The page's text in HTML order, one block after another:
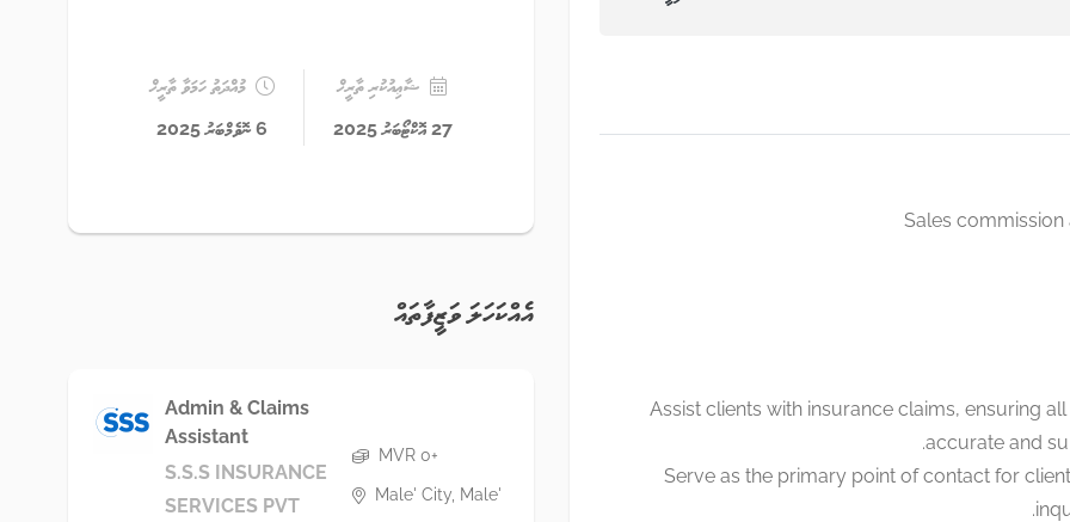
Sales
Assist clients with insurance claims, ensuring
accurate and
Serve as the primary point of contact for
ޝާޢިއުކުރި ތާރީޚް
27 އޮކްޓޯބަރު 2025
މުއްދަތު ހަމަވާ ތާރީޚް
6 ނޮވެމްބަރު 2025
އެއްކަހަލަ ވަޒީފާތައް
Admin & Claims
Assistant
S.S.S INSURANCE
SERVICES PVT
MVR 0+
Male' City, Male'